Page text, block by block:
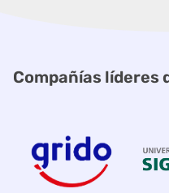
Compañías líderes